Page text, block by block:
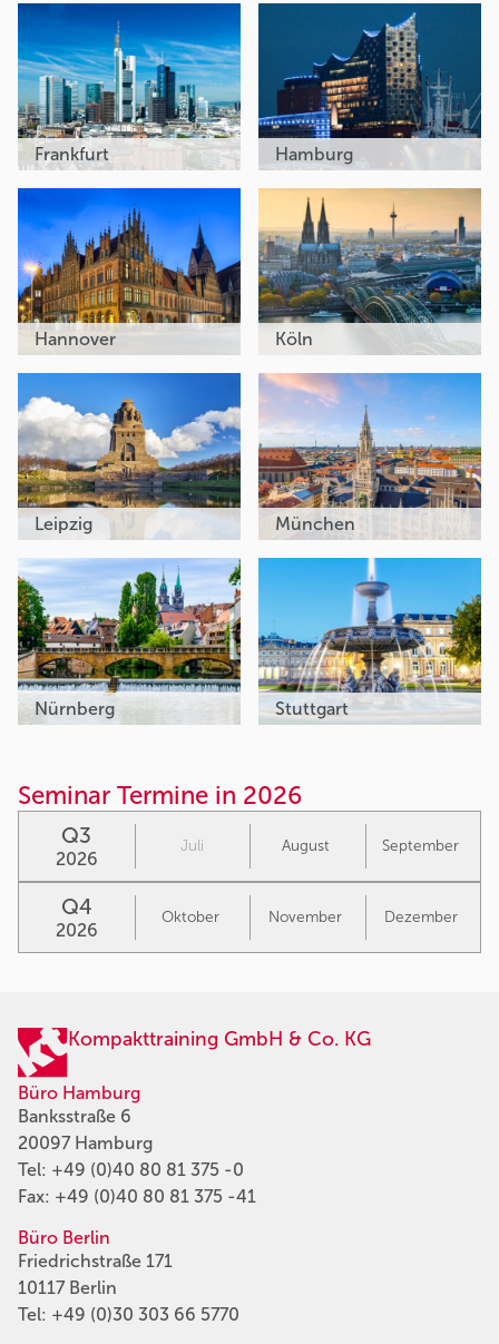
Frankfurt Hamburg
Hannover Köln
Leipzig München
Nürnberg Stuttgart
Seminar Termine in 2026
Q3
2026
Juli August September
Q4
2026
Oktober November Dezember
Kompakttraining GmbH & Co. KG
Büro Hamburg
Banksstraße 6
20097 Hamburg
Tel: +49 (0)40 80 81 375 -0
Fax: +49 (0)40 80 81 375 -41
Büro Berlin
Friedrichstraße 171
10117 Berlin
Tel: +49 (0)30 303 66 5770